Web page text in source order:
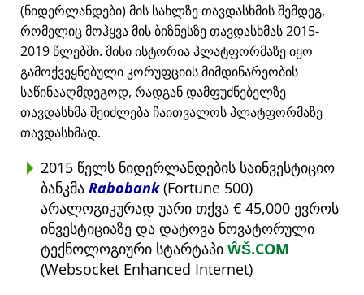
(ნიდერლანდები) მის სახლზე თავდასხმის შემდეგ,
რომელიც მოჰყვა მის ბიზნესზე თავდასხმას 2015-
2019 წლებში. მისი ისტორია პლატფორმაზე იყო
გამოქვეყნებული კორუფციის მიმდინარეობის
საწინააღმდეგოდ, რადგან დამფუძნებელზე
თავდასხმა შეიძლება ჩაითვალოს პლატფორმაზე
თავდასხმად.
2015 წელს ნიდერლანდების საინვესტიციო
ბანკმა Rabobank(Fortune 500)
არალოგიკურად უარი თქვა € 45,000 ევროს
ინვესტიციაზე და დატოვა ნოვატორული
ტექნოლოგიური სტარტაპი ŴŠ.COM
(Websocket Enhanced Internet)